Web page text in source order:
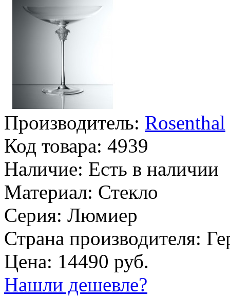
Производитель: Rosenthal
Код товара: 4939
Наличие: Есть в наличии
Материал: Стекло
Серия: Люмиер
Страна производителя:
Цена: 14490 руб.
Нашли дешевле?